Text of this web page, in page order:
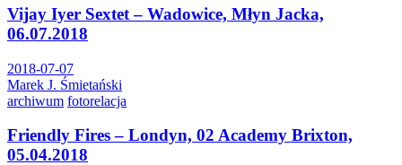
Vijay Iyer Sextet – Wadowice, Młyn Jacka,
06.07.2018
2018-07-07
Marek J. Śmietański
archiwum fotorelacja
Friendly Fires – Londyn, 02 Academy Brixton,
05.04.2018